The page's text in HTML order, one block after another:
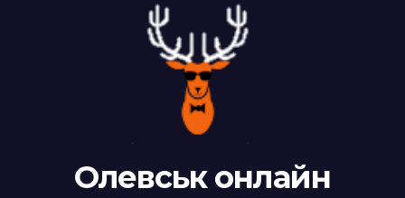
Олевськ онлайн